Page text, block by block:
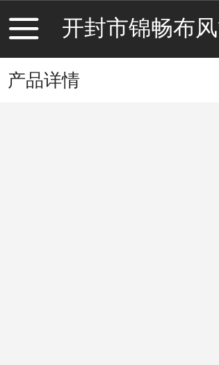
开封市锦畅布
产品详情